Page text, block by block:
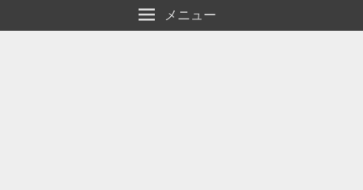
メニュー